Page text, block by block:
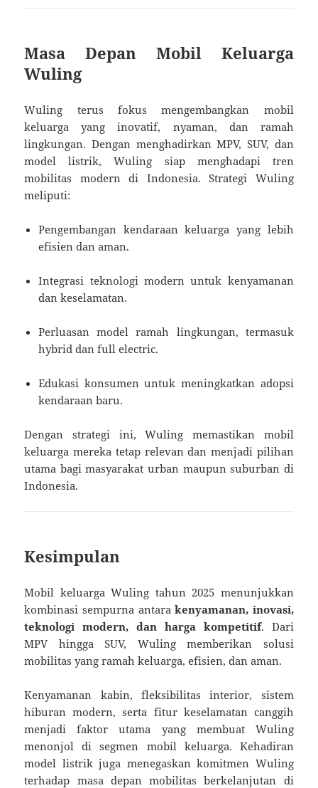
Masa Depan Mobil Keluarga
Wuling
Wuling terus fokus mengembangkan mobil
keluarga yang inovatif, nyaman, dan ramah
lingkungan. Dengan menghadirkan MPV, SUV, dan
model listrik, Wuling siap menghadapi tren
mobilitas modern di Indonesia. Strategi Wuling
meliputi:
Pengembangan kendaraan keluarga yang lebih
efisien dan aman.
Integrasi teknologi modern untuk kenyamanan
dan keselamatan.
Perluasan model ramah lingkungan, termasuk
hybrid dan full electric.
Edukasi konsumen untuk meningkatkan adopsi
kendaraan baru.
Dengan strategi ini, Wuling memastikan mobil
keluarga mereka tetap relevan dan menjadi pilihan
utama bagi masyarakat urban maupun suburban di
Indonesia.
Kesimpulan
Mobil keluarga Wuling tahun 2025 menunjukkan
kombinasi sempurna antarakenyamanan, inovasi,
teknologi modern, dan harga kompetitif. Dari
MPV hingga SUV, Wuling memberikan solusi
mobilitas yang ramah keluarga, efisien, dan aman.
Kenyamanan kabin, fleksibilitas interior, sistem
hiburan modern, serta fitur keselamatan canggih
menjadi faktor utama yang membuat Wuling
menonjol di segmen mobil keluarga. Kehadiran
model listrik juga menegaskan komitmen Wuling
terhadap masa depan mobilitas berkelanjutan di